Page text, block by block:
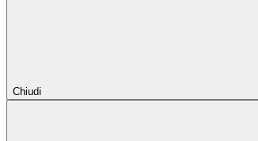
Chiudi